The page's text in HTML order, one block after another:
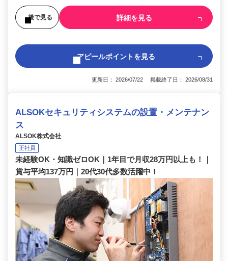
後で見る 詳細を見る
アピールポイントを見る
更新日： 2026/07/22 掲載終了日： 2026/08/31
ALSOKセキュリティシステムの設置・メンテナン
ス
ALSOK株式会社
正社員
未経験OK・知識ゼロOK｜1年目で月収28万円以上も！｜
賞与平均137万円｜20代30代多数活躍中！